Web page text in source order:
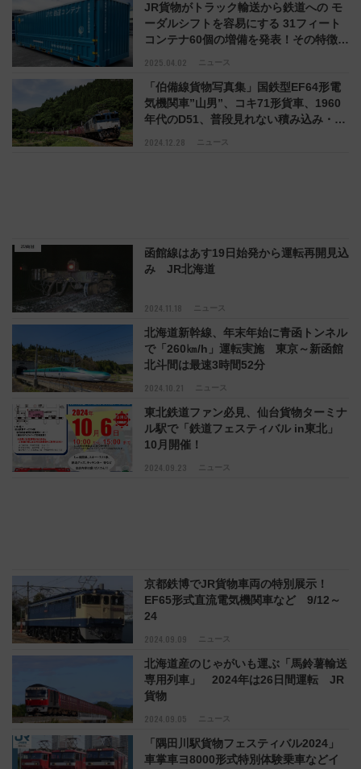
2025.04.02 ニュース
JR貨物がトラック輸送から鉄道への モ
ーダルシフトを容易にする 31フィート
コンテナ60個の増備を発表！その特徴
2024.12.28 ニュース
「伯備線貨物写真集」国鉄型EF64形電
気機関車”山男”、コキ71形貨車、1960
年代のD51、普段見れない積み込み・連
2024.11.18 ニュース
函館線はあす19日始発から運転再開見込
み JR北海道
2024.10.21 ニュース
北海道新幹線、年末年始に青函トンネル
で「260㎞/h」運転実施 東京～新函館
北斗間は最速3時間52分
2024.09.23 ニュース
東北鉄道ファン必見、仙台貨物ターミナ
ル駅で「鉄道フェスティバル in東北」
10月開催！
2024.09.09 ニュース
京都鉄博でJR貨物車両の特別展示！
EF65形式直流電気機関車など 9/12～
24
2024.09.05 ニュース
北海道産のじゃがいも運ぶ「馬鈴薯輸送
専用列車」 2024年は26日間運転 JR
貨物
「隅田川駅貨物フェスティバル2024」
車掌車ヨ8000形式特別体験乗車などイ